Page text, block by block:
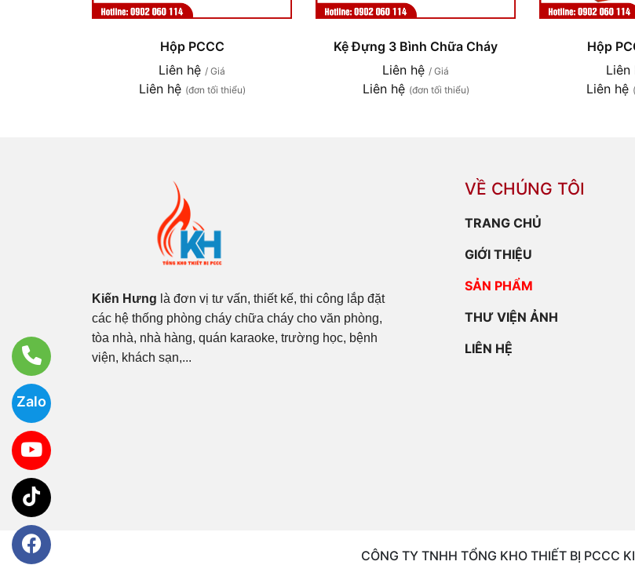
Zalo
Hộp PCCC
Liên hệ / Giá
Liên hệ (đơn tối thiểu)
Kệ Đựng 3 Bình Chữa Cháy
Liên hệ / Giá
Liên hệ (đơn tối thiểu)
Hộp
Liên
Liên hệ
Kiến Hưng là đơn vị tư vấn, thiết kế, thi công lắp đặt
các hệ thống phòng cháy chữa cháy cho văn phòng,
tòa nhà, nhà hàng, quán karaoke, trường học, bệnh
viện, khách sạn,...
VỀ CHÚNG TÔI
TRANG CHỦ
GIỚI THIỆU
SẢN PHẨM
THƯ VIỆN ẢNH
LIÊN HỆ
CÔNG TY TNHH TỔNG KHO THIẾT BỊ PCCC